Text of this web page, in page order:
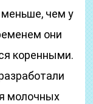
чем у
они
коренными.
молочных